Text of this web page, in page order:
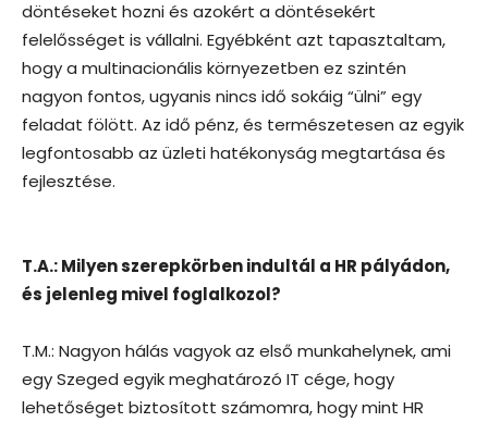
döntéseket hozni és azokért a döntésekért
felelősséget is vállalni. Egyébként azt tapasztaltam,
hogy a multinacionális környezetben ez szintén
nagyon fontos, ugyanis nincs idő sokáig “ülni” egy
feladat fölött. Az idő pénz, és természetesen az egyik
legfontosabb az üzleti hatékonyság megtartása és
fejlesztése.
T.A.: Milyen szerepkörben indultál a HR pályádon,
és jelenleg mivel foglalkozol?
T.M.: Nagyon hálás vagyok az első munkahelynek, ami
egy Szeged egyik meghatározó IT cége, hogy
lehetőséget biztosított számomra, hogy mint HR